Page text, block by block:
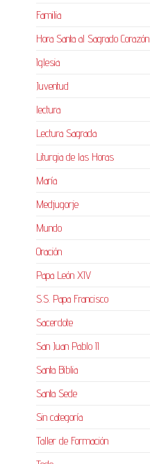
Familia
Hora Santa al Sagrado Corazón
Iglesia
Juventud
lectura
Lectura Sagrada
Liturgia de las Horas
María
Medjugorje
Mundo
Oración
Papa León XIV
S.S. Papa Francisco
Sacerdote
San Juan Pablo II
Santa Biblia
Santa Sede
Sin categoría
Taller de Formación